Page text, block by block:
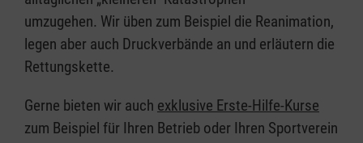
umzugehen. Wir üben zum Beispiel die Reanimation,
legen aber auch Druckverbände an und erläutern die
Rettungskette.
Gerne bieten wir auch exklusive Erste-Hilfe-Kurse
zum Beispiel für Ihren Betrieb oder Ihren Sportverein